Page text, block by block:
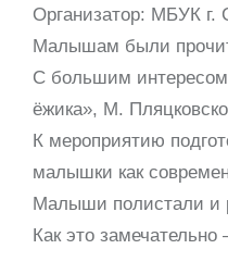
Организатор: МБУК г.
Малышам были
С большим
ёжика», М.
К мероприятию
малышки как
Малыши полистали и
Как это